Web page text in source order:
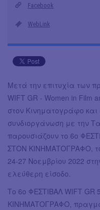
Facebook
WebLink
Μετά την επιτυχία των
WIFT GR - Women in Film
στον Κινηματογράφο
συνδιοργάνωση με την
παρουσιάζουν το 6ο
ΣΤΟΝ ΚΙΝΗΜΑΤΟΓΡΑΦΟ,
24-27 Νοεμβρίου 2022
ελεύθερη είσοδο.
Το 6ο ΦΕΣΤΙΒΑΛ WIFT GR
ΚΙΝΗΜΑΤΟΓΡΑΦΟ,